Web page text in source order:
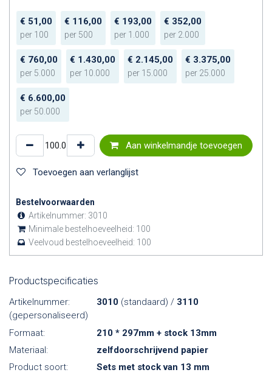
€ 51,00
per 100
€ 116,00
per 500
€ 193,00
per 1.000
€ 352,00
per 2.000
€ 760,00
per 5.000
€ 1.430,00
per 10.000
€ 2.145,00
per 15.000
€ 3.375,00
per 25.000
€ 6.600,00
per 50.000
Aan winkelmandje toevoegen
Toevoegen aan verlanglijst
Bestelvoorwaarden
Artikelnummer: 3010
Minimale bestelhoeveelheid: 100
Veelvoud bestelhoeveelheid: 100
Productspecificaties
Artikelnummer: 3010 (standaard) / 3110
(gepersonaliseerd)
Formaat:
210 * 297mm + stock 13mm
Materiaal:
zelfdoorschrijvend papier
Product soort:
Sets met stock van 13 mm